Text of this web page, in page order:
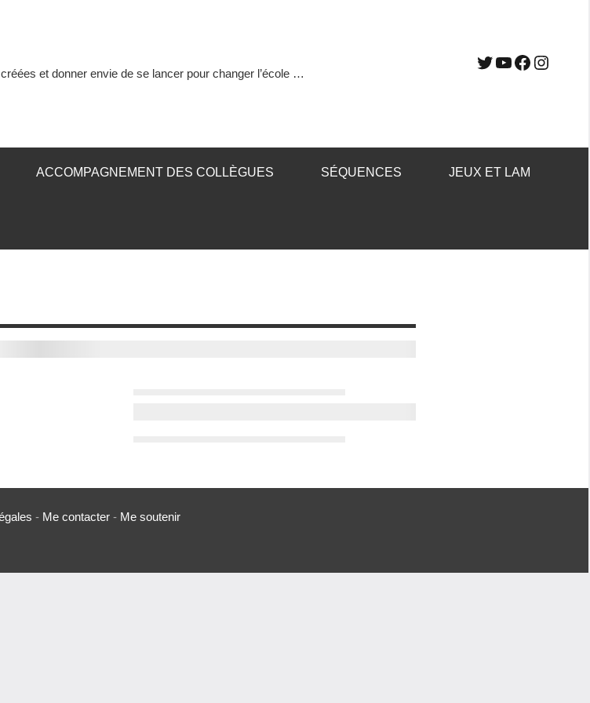
et donner envie de se lancer pour changer l’école …
ACCOMPAGNEMENT DES COLLÈGUES SÉQUENCES JEUX ET LAM
- Me contacter - Me soutenir